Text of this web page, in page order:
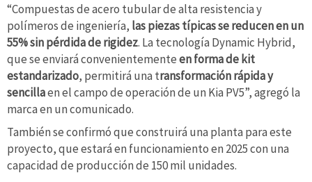
“Compuestas de acero tubular de alta resistencia y
polímeros de ingeniería, las piezas típicas se reducen en un
55% sin pérdida de rigidez. La tecnología Dynamic Hybrid,
que se enviará convenientementeen forma de kit
estandarizado, permitirá una transformación rápida y
sencillaen el campo de operación de un Kia PV5”, agregó la
marca en un comunicado.
También se confirmó que construirá una planta para este
proyecto, que estará en funcionamiento en 2025 con una
capacidad de producción de 150 mil unidades.